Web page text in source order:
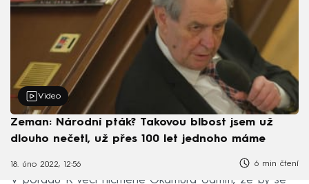
Video
Zeman: Národní pták? Takovou blbost jsem už
dlouho nečetl, už přes 100 let jednoho máme
18. úno 2022, 12:56 6 min čtení
V pořadu K věci nicméně Okamura odmítl, že by se